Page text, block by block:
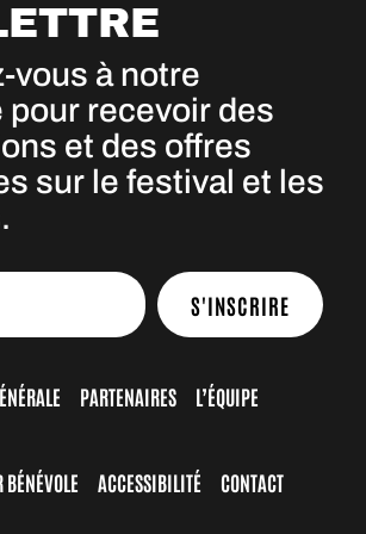
vous à notre
recevoir des
et des offres
sur le festival et les
S'INSCRIRE
PARTENAIRES L’ÉQUIPE
BÉNÉVOLE ACCESSIBILITÉ CONTACT